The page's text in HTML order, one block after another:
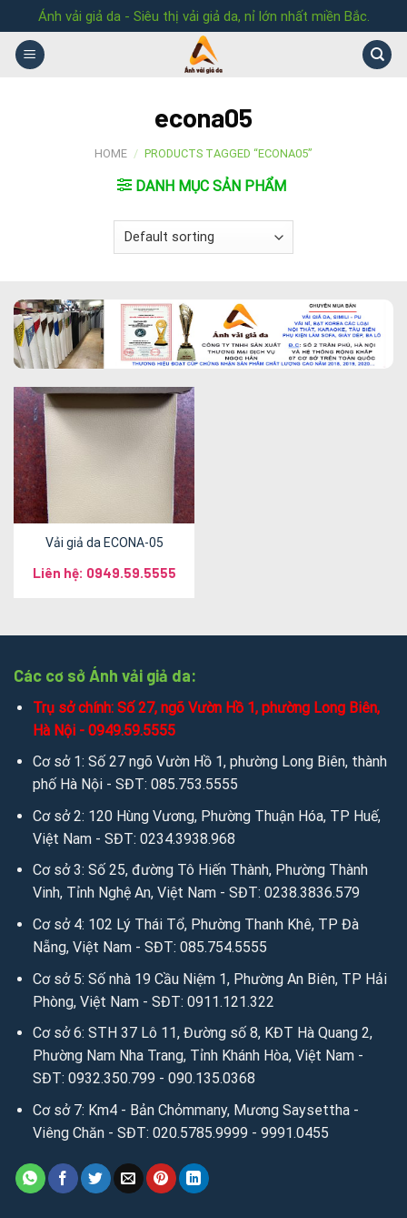
to
content
Ánh vải giả da - Siêu thị vải giả da, nỉ lớn nhất miền Bắc.
econa05
HOME / PRODUCTS TAGGED “ECONA05”
DANH MỤC SẢN PHẨM
Vải giả da ECONA-05
Liên hệ: 0949.59.5555
Các cơ sở Ánh vải giả da:
Trụ sở chính: Số 27, ngõ Vườn Hồ 1, phường Long Biên,
Hà Nội - 0949.59.5555
Cơ sở 1: Số 27 ngõ Vườn Hồ 1, phường Long Biên, thành
phố Hà Nội - SĐT: 085.753.5555
Cơ sở 2: 120 Hùng Vương, Phường Thuận Hóa, TP Huế,
Việt Nam - SĐT: 0234.3938.968
Cơ sở 3: Số 25, đường Tô Hiến Thành, Phường Thành
Vinh, Tỉnh Nghệ An, Việt Nam - SĐT: 0238.3836.579
Cơ sở 4: 102 Lý Thái Tổ, Phường Thanh Khê, TP Đà
Nẵng, Việt Nam - SĐT: 085.754.5555
Cơ sở 5: Số nhà 19 Cầu Niệm 1, Phường An Biên, TP Hải
Phòng, Việt Nam - SĐT: 0911.121.322
Cơ sở 6: STH 37 Lô 11, Đường số 8, KĐT Hà Quang 2,
Phường Nam Nha Trang, Tỉnh Khánh Hòa, Việt Nam -
SĐT: 0932.350.799 - 090.135.0368
Cơ sở 7: Km4 - Bản Chỏmmany, Mương Saysettha -
Viêng Chăn - SĐT: 020.5785.9999 - 9991.0455